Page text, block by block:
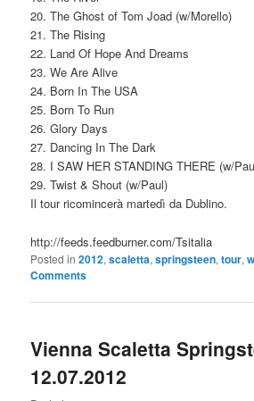
20. The Ghost of Tom Joad (w/Morello)
21. The Rising
22. Land Of Hope And Dreams
23. We Are Alive
24. Born In The USA
25. Born To Run
26. Glory Days
27. Dancing In The Dark
28. I SAW HER STANDING THERE (w/
29. Twist & Shout (w/Paul)
Il tour ricomincerà martedì da Dublino.
http://feeds.feedburner.com/Tsitalia
Posted in 2012,scaletta,springsteen,tour,
Comments
Vienna Scaletta
12.07.2012